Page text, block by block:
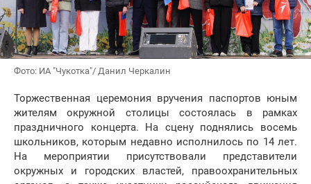
Фото: ИА "Чукотка"/ Данил Черкалин
Торжественная церемония вручения паспортов юным
жителям окружной столицы состоялась в рамках
праздничного концерта. На сцену поднялись восемь
школьников, которым недавно исполнилось по 14 лет.
На мероприятии присутствовали представители
окружных и городских властей, правоохранительных